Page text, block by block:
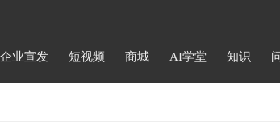
企业宣发 短视频 商城 AI学堂 知识